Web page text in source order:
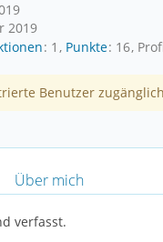
2019
1 Punkte 16
Benutzer
Über mich
verfasst.